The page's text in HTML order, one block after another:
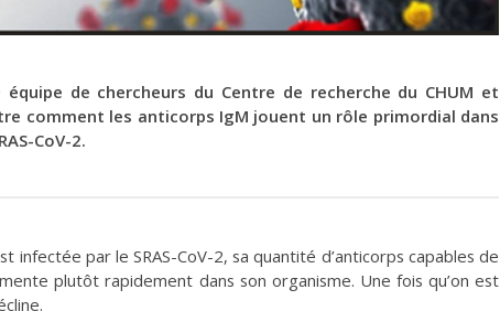
équipe de chercheurs du Centre de recherche du CHUM et
comment les anticorps IgM jouent un rôle primordial dans
CoV-2.
infectée par le SRAS-CoV-2, sa quantité d’anticorps capables de
plutôt rapidement dans son organisme. Une fois qu’on est